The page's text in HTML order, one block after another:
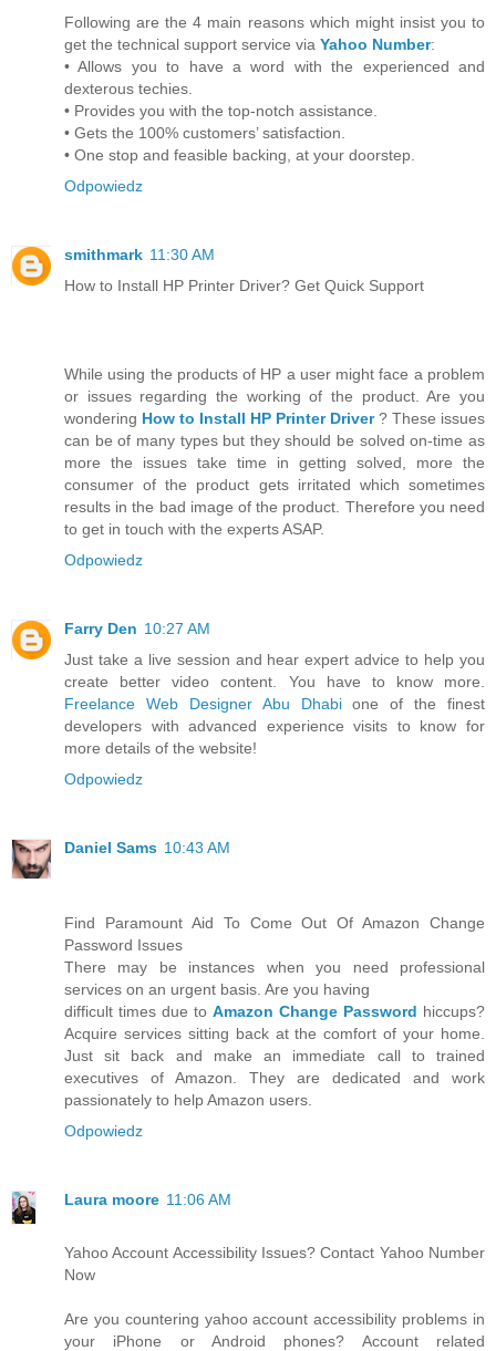
Following are the 4 main reasons which might insist you to
get the technical support service via Yahoo Number:
• Allows you to have a word with the experienced and
dexterous techies.
• Provides you with the top-notch assistance.
• Gets the 100% customers’ satisfaction.
• One stop and feasible backing, at your doorstep.
Odpowiedz
smithmark 11:30 AM
How to Install HP Printer Driver? Get Quick Support
While using the products of HP a user might face a problem
or issues regarding the working of the product. Are you
wondering How to Install HP Printer Driver? These issues
can be of many types but they should be solved on-time as
more the issues take time in getting solved, more the
consumer of the product gets irritated which sometimes
results in the bad image of the product. Therefore you need
to get in touch with the experts ASAP.
Odpowiedz
Farry Den 10:27 AM
Just take a live session and hear expert advice to help you
create better video content. You have to know more.
Freelance Web Designer Abu Dhabione of the finest
developers with advanced experience visits to know for
more details of the website!
Odpowiedz
Daniel Sams 10:43 AM
Find Paramount Aid To Come Out Of Amazon Change
Password Issues
There may be instances when you need professional
services on an urgent basis. Are you having
difficult times due to Amazon Change Password hiccups?
Acquire services sitting back at the comfort of your home.
Just sit back and make an immediate call to trained
executives of Amazon. They are dedicated and work
passionately to help Amazon users.
Odpowiedz
Laura moore 11:06 AM
Yahoo Account Accessibility Issues? Contact Yahoo Number
Now
Are you countering yahoo account accessibility problems in
your iPhone or Android phones? Account related